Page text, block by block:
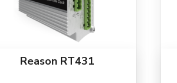
Reason RT431